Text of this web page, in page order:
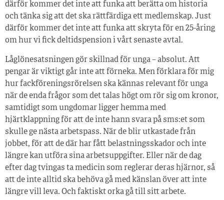
därför kommer det inte att funka att berätta om historia
och tänka sig att det ska rättfärdiga ett medlemskap. Just
därför kommer det inte att funka att skryta för en 25-åring
om hur vi fick deltidspension i vårt senaste avtal.
Låglönesatsningen gör skillnad för unga – absolut. Att
pengar är viktigt går inte att förneka. Men förklara för mig
hur fackföreningsrörelsen ska kännas relevant för unga
när de enda frågor som det talas högt om rör sig om kronor,
samtidigt som ungdomar ligger hemma med
hjärtklappning för att de inte hann svara på sms:et som
skulle ge nästa arbetspass. När de blir utkastade från
jobbet, för att de där har fått belastningsskador och inte
längre kan utföra sina arbetsuppgifter. Eller när de dag
efter dag tvingas ta medicin som reglerar deras hjärnor, så
att de inte alltid ska behöva gå med känslan över att inte
längre vill leva. Och faktiskt orka gå till sitt arbete.